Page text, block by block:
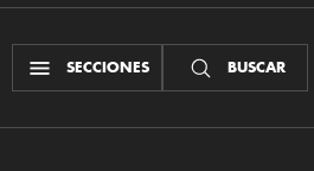
SECCIONES BUSCAR